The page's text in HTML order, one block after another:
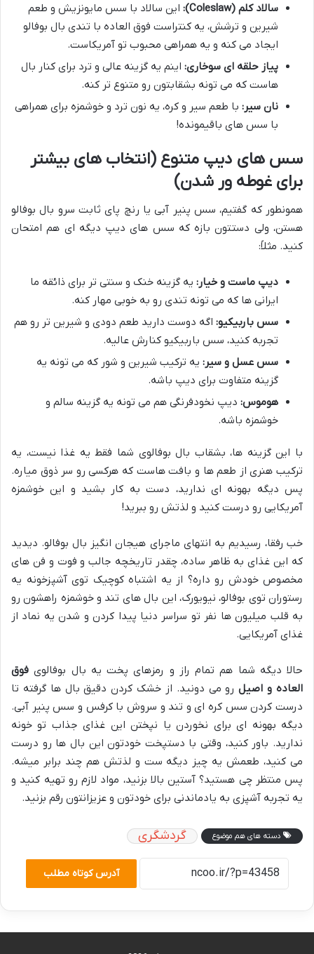
سالاد کلم (Coleslaw):
این سالاد با سس مایونزیش و طعم
شیرین و ترشش، یه کنتراست فوق العاده با تندی بال بوفالو
ایجاد می کنه و یه همراهی محبوب تو آمریکاست.
پیاز حلقه ای سوخاری: اینم یه گزینه عالی و ترد برای کنار بال
هاست که می تونه بشقابتون رو متنوع تر کنه.
نان سیر: با طعم سیر و کره، یه نون ترد و خوشمزه برای همراهی
با سس های باقیمونده!
سس های دیپ متنوع (انتخاب های بیشتر
برای غوطه ور شدن)
همونطور که گفتیم، سس پنیر آبی یا رنچ پای ثابت سرو بال بوفالو
هستن، ولی دستتون بازه که سس های دیپ دیگه ای هم امتحان
کنید. مثلاً:
دیپ ماست و خیار: یه گزینه خنک و سنتی تر برای ذائقه ما
ایرانی ها که می تونه تندی رو به خوبی مهار کنه.
سس باربیکیو: اگه دوست دارید طعم دودی و شیرین تر رو هم
تجربه کنید، سس باربیکیو کنارش عالیه.
سس عسل و سیر: یه ترکیب شیرین و شور که می تونه یه
گزینه متفاوت برای دیپ باشه.
هوموس: دیپ نخودفرنگی هم می تونه یه گزینه سالم و
خوشمزه باشه.
با این گزینه ها، بشقاب بال بوفالوی شما فقط یه غذا نیست، یه
ترکیب هنری از طعم ها و بافت هاست که هرکسی رو سر ذوق میاره.
پس دیگه بهونه ای ندارید، دست به کار بشید و این خوشمزه
آمریکایی رو درست کنید و لذتش رو ببرید!
خب رفقا، رسیدیم به انتهای ماجرای هیجان انگیز بال بوفالو. دیدید
که این غذای به ظاهر ساده، چقدر تاریخچه جالب و فوت و فن های
مخصوص خودش رو داره؟ از یه اشتباه کوچیک توی آشپزخونه یه
رستوران توی بوفالو، نیویورک، این بال های تند و خوشمزه راهشون رو
به قلب میلیون ها نفر تو سراسر دنیا پیدا کردن و شدن یه نماد از
غذای آمریکایی.
حالا دیگه شما هم تمام راز و رمزهای پخت یه بال بوفالوی فوق
العاده و اصیلرو می دونید. از خشک کردن دقیق بال ها گرفته تا
درست کردن سس کره ای و تند و سروش با کرفس و سس پنیر آبی.
دیگه بهونه ای برای نخوردن یا نپختن این غذای جذاب تو خونه
ندارید. باور کنید، وقتی با دستپخت خودتون این بال ها رو درست
می کنید، طعمش یه چیز دیگه ست و لذتش هم چند برابر میشه.
پس منتظر چی هستید؟ آستین بالا بزنید، مواد لازم رو تهیه کنید و
یه تجربه آشپزی به یادماندنی برای خودتون و عزیزانتون رقم بزنید.
دسته های هم موضوع گردشگری
آدرس کوتاه مطلب